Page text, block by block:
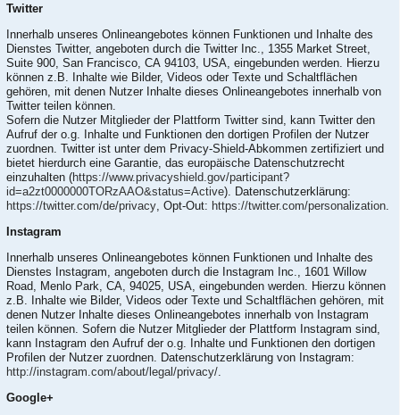
Twitter
Innerhalb unseres Onlineangebotes können Funktionen und Inhalte des
Dienstes Twitter, angeboten durch die Twitter Inc., 1355 Market Street,
Suite 900, San Francisco, CA 94103, USA, eingebunden werden. Hierzu
können z.B. Inhalte wie Bilder, Videos oder Texte und Schaltflächen
gehören, mit denen Nutzer Inhalte dieses Onlineangebotes innerhalb von
Twitter teilen können.
Sofern die Nutzer Mitglieder der Plattform Twitter sind, kann Twitter den
Aufruf der o.g. Inhalte und Funktionen den dortigen Profilen der Nutzer
zuordnen. Twitter ist unter dem Privacy-Shield-Abkommen zertifiziert und
bietet hierdurch eine Garantie, das europäische Datenschutzrecht
einzuhalten (https://www.privacyshield.gov/participant?
id=a2zt0000000TORzAAO&status=Active). Datenschutzerklärung:
https://twitter.com/de/privacy , Opt-Out: https://twitter.com/personalization
Instagram
Innerhalb unseres Onlineangebotes können Funktionen und Inhalte des
Dienstes Instagram, angeboten durch die Instagram Inc., 1601 Willow
Road, Menlo Park, CA, 94025, USA, eingebunden werden. Hierzu können
z.B. Inhalte wie Bilder, Videos oder Texte und Schaltflächen gehören, mit
denen Nutzer Inhalte dieses Onlineangebotes innerhalb von Instagram
teilen können. Sofern die Nutzer Mitglieder der Plattform Instagram sind,
kann Instagram den Aufruf der o.g. Inhalte und Funktionen den dortigen
Profilen der Nutzer zuordnen. Datenschutzerklärung von Instagram:
http://instagram.com/about/legal/privacy/
Google+